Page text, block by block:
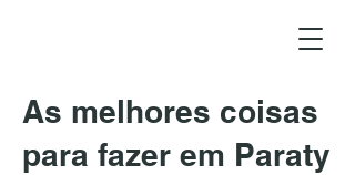
As melhores coisas
para fazer em Paraty